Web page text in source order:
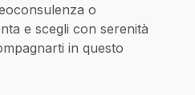
o
e scegli con serenità
in questo